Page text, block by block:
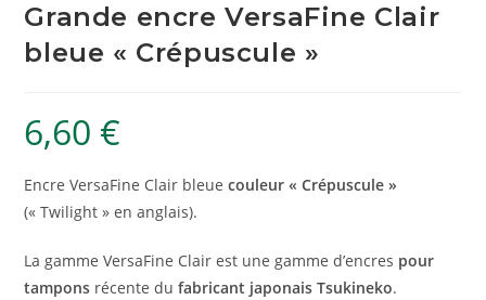
Grande encre VersaFine Clair
bleue « Crépuscule »
6,60 €
Encre VersaFine Clair bleuecouleur « Crépuscule »
(« Twilight » en anglais).
La gamme VersaFine Clair est une gamme d’encres pour
tampons récente dufabricant japonais Tsukineko.